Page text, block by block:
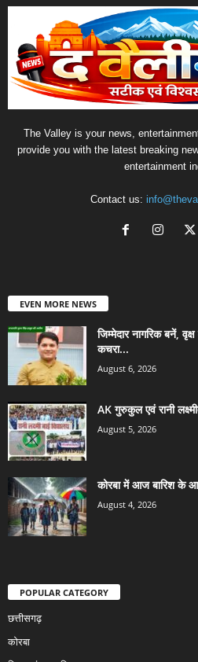
The Valley is your news,
provide you with the latest breaking
entertainment
Contact us:
EVEN MORE NEWS
जिम्मेदार नागरिक बनें,
कचरा...
August 6, 2026
AK गुरुकुल एवं रानी
August 5, 2026
कोरबा में आज बारिश के
August 4, 2026
POPULAR CATEGORY
छत्तीसगढ़
कोरबा